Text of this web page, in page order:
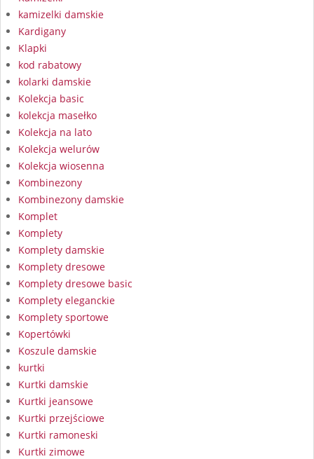
kamizelki damskie
Kardigany
Klapki
kod rabatowy
kolarki damskie
Kolekcja basic
kolekcja masełko
Kolekcja na lato
Kolekcja welurów
Kolekcja wiosenna
Kombinezony
Kombinezony damskie
Komplet
Komplety
Komplety damskie
Komplety dresowe
Komplety dresowe basic
Komplety eleganckie
Komplety sportowe
Kopertówki
Koszule damskie
kurtki
Kurtki damskie
Kurtki jeansowe
Kurtki przejściowe
Kurtki ramoneski
Kurtki zimowe